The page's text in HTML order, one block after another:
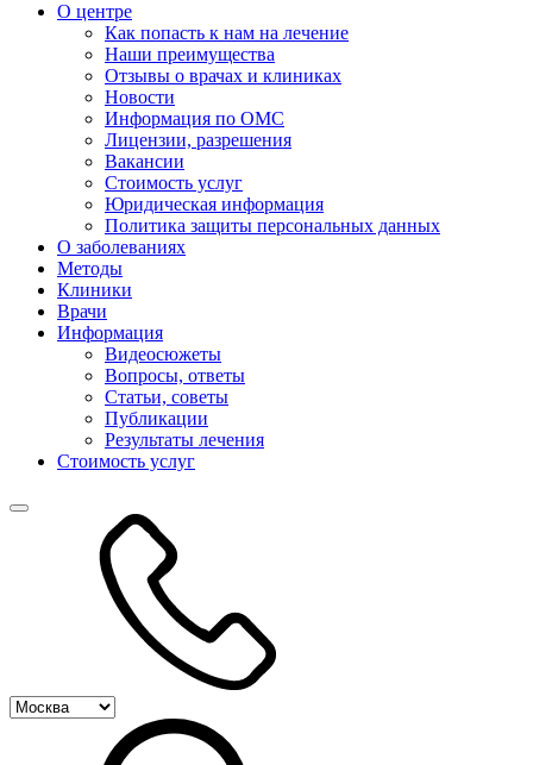
О центре
Как попасть к нам на лечение
Наши преимущества
Отзывы о врачах и клиниках
Новости
Информация по ОМС
Лицензии, разрешения
Вакансии
Стоимость услуг
Юридическая информация
Политика защиты персональных данных
О заболеваниях
Методы
Клиники
Врачи
Информация
Видеосюжеты
Вопросы, ответы
Статьи, советы
Публикации
Результаты лечения
Стоимость услуг